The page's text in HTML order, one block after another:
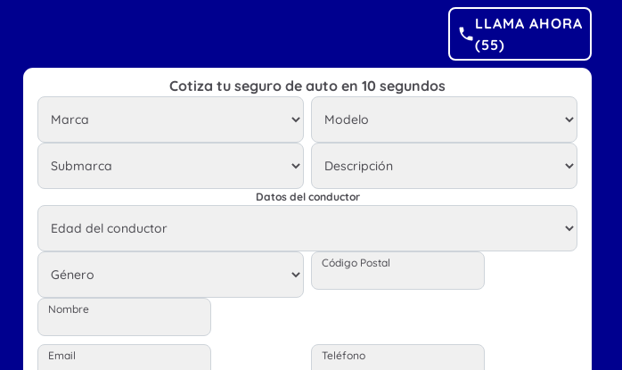
LLAMA AHORA
(55)
Cotiza tu seguro de auto en 10 segundos
Datos del conductor
Código Postal
Nombre
Email Teléfono